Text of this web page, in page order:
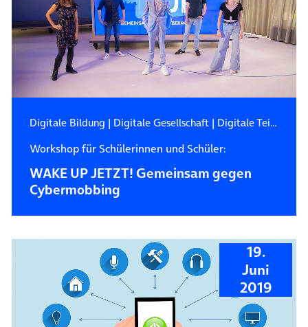
Digitale Bildung | Digitale Gesellschaft| Digitale Teilhabe
Workshop für Schülerinnen und Schüler:
WAKE UP JETZT! Gemeinsam gegen
Cybermobbing
19.
Juni
2019